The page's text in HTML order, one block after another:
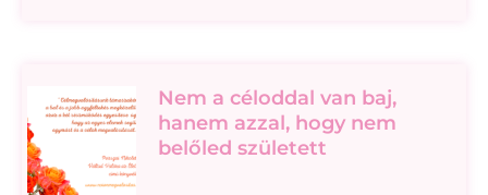
Nem a céloddal van baj,
hanem azzal, hogy nem
belőled született